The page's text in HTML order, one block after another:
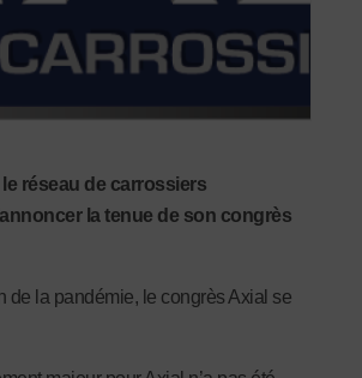
réseau de carrossiers
la tenue de son congrès
de la pandémie, le congrès Axial se